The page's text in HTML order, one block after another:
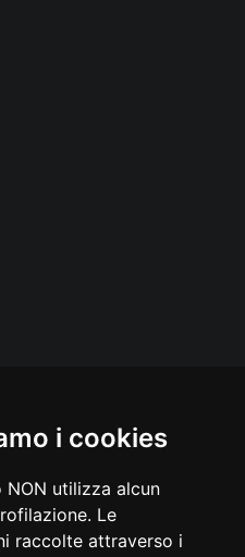
i cookies
NON utilizza alcun
Le
raccolte attraverso i